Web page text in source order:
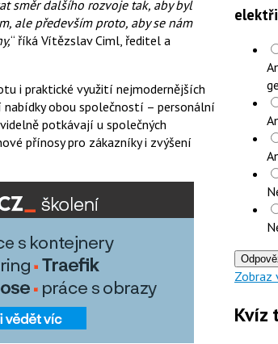
směr dalšího rozvoje tak, aby byl
ale především proto, aby se nám
“ říká Vítězslav Ciml, ředitel a
i praktické využití nejmodernějších
obou společností – personální
potkávají u společných
přínosy pro zákazníky i zvýšení
Zobraz
Kvíz